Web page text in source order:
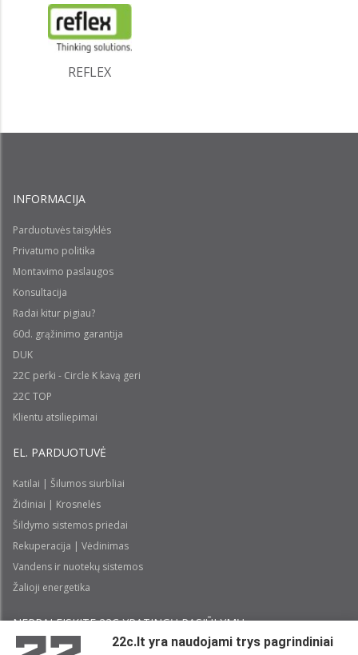
REFLEX
INFORMACIJA
Parduotuvės taisyklės
Privatumo politika
Montavimo paslaugos
Konsultacija
Radai kitur pigiau?
60d. grąžinimo garantija
DUK
22C perki - Circle K kavą geri
22C TOP
Klientu atsiliepimai
EL. PARDUOTUVĖ
Katilai | Šilumos siurbliai
Židiniai | Krosnelės
Šildymo sistemos priedai
Rekuperacija | Vėdinimas
Vandens ir nuotekų sistemos
Žalioji energetika
NEPRALEISKITE 22С YPATINGŲ PASIŪLYMŲ:
22c.lt yra naudojami trys pagrindiniai